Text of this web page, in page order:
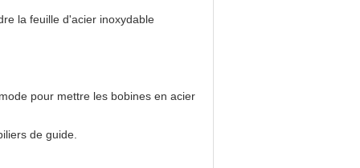
la feuille d'acier inoxydable
pour mettre les bobines en acier
de guide.